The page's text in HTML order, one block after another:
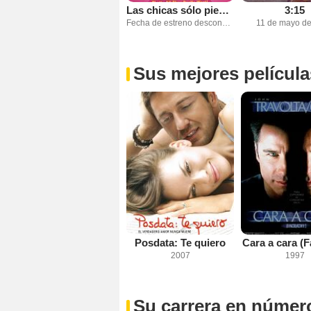
Las chicas sólo piensan en divertirse 3:15
11 de mayo
Sus mejores
Posdata: Te quiero
2007
Cara a cara
1997
Su carrera en